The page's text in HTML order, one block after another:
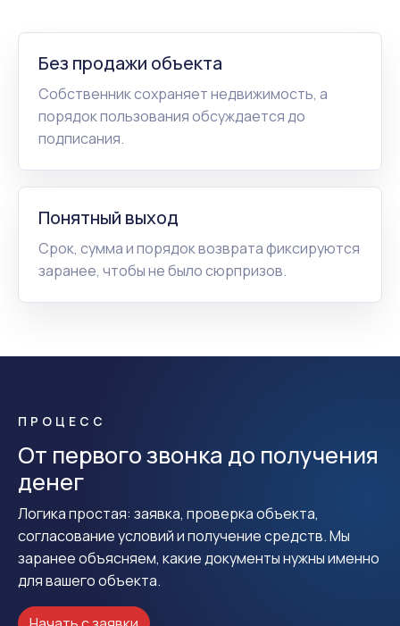
Без продажи объекта
Собственник сохраняет недвижимость, а
порядок пользования обсуждается до
подписания.
Понятный выход
Срок, сумма и порядок возврата фиксируются
заранее, чтобы не было сюрпризов.
ПРОЦЕСС
От первого звонка до получения
денег
Логика простая: заявка, проверка объекта,
согласование условий и получение средств. Мы
заранее объясняем, какие документы нужны именно
для вашего объекта.